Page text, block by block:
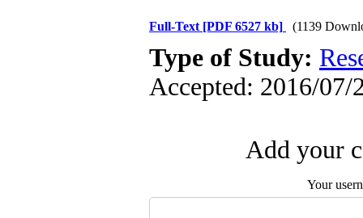
Full-Text [PDF 6527 kb] (1139
Type of Study:
Accepted: 2016/07/
Add your
Your